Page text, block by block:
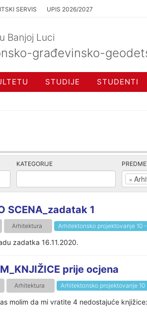
SERVIS UPIS 2026/2027
Banjoj Luci
građevinsko-
STUDIJE STUDENTI
KATEGORIJE
×
SCENA_zadatak 1
Arhitektura Arhitektonsko projektovanje 10 -
zadatka 16.11.2020.
prije ocjena
Arhitektura Arhitektonsko projektovanje 10
molim da mi vratite 4 nedostajuće